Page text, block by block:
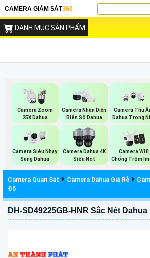
CAMERA GIÁM SÁT360
DANH MỤC SẢN PHẨM
Camera Zoom
25X Dahua
Camera Nhận Diện
Biển Số Dahua
Camera Thu
Dahua Trong
Camera Siêu Nhạy
Sáng Dahua
Camera Dahua 4K
Siêu Nét
Camera Wifi
Chống Trộm
Camera Quan Sát Camera Dahua Giá Rẻ
Độ
DH-SD49225GB-HNR Sắc Nét Dahua